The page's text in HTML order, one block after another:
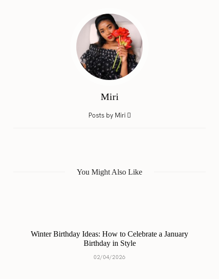
Miri
Posts by Miri
You Might Also Like
Winter Birthday Ideas: How to Celebrate a January
Birthday in Style
02/04/2026